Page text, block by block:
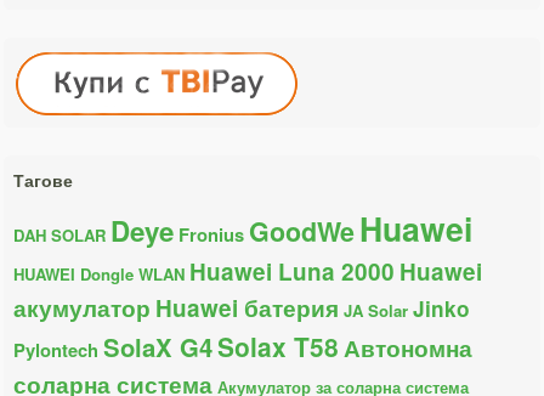
Тагове
DAH SOLAR Deye Fronius GoodWeHuawei
HUAWEI Dongle WLAN Huawei Luna 2000 Huawei
акумулатор Huawei батерия JA Solar Jinko
Pylontech SolaX G4Solax T58 Автономна
соларна система Акумулатор за соларна система